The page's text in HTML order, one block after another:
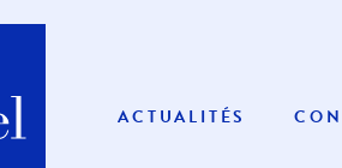
ACTUALITÉS